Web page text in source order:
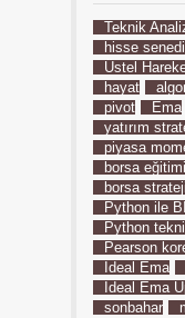
Teknik
hisse
Üstel
hayat
pivot
Ema
yatırım
piyasa
borsa eğitimi
borsa
Python ile
Python
Pearson
İdeal Ema
İdeal Ema
sonbahar